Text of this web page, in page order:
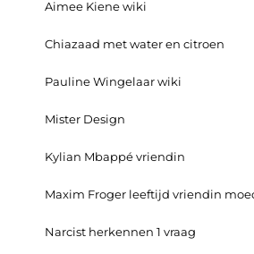
Aimee Kiene wiki
Chiazaad met water en citroen
Pauline Wingelaar wiki
Mister Design
Kylian Mbappé vriendin
Maxim Froger leeftijd vriendin
Narcist herkennen 1 vraag